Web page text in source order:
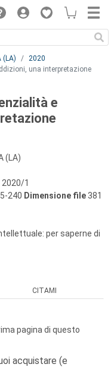
(LA)
2020
una interpretazione
e
(LA)
2020/1
240 Dimensione file 381
per saperne di
CITAMI
pagina di questo
acquistare (e